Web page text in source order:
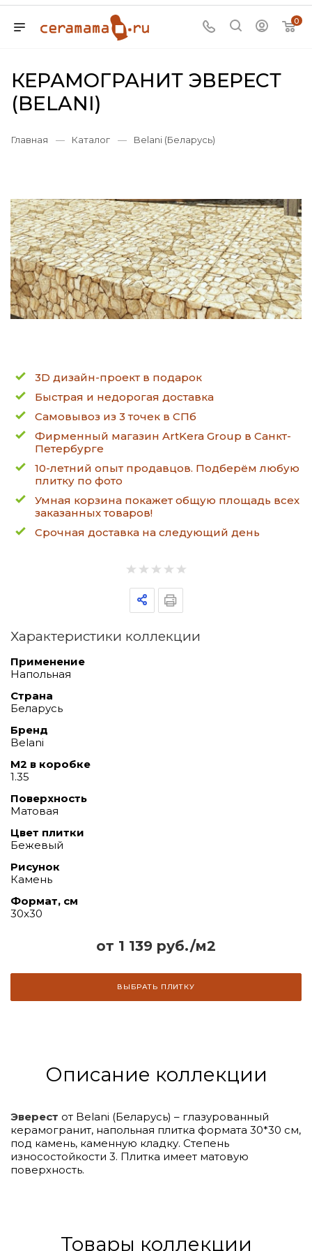
0
КЕРАМОГРАНИТ ЭВЕРЕСТ
(BELANI)
Главная — Каталог — Belani (Беларусь)
3D дизайн-проект в подарок
Быстрая и недорогая доставка
Самовывоз из 3 точек в СПб
Фирменный магазин ArtKera Group в Санкт-
Петербурге
10-летний опыт продавцов. Подберём любую
плитку по фото
Умная корзина покажет общую площадь всех
заказанных товаров!
Срочная доставка на следующий день
от 1 139 руб./м2
ВЫБРАТЬ ПЛИТКУ
Характеристики коллекции
Применение
Напольная
Страна
Беларусь
Бренд
Belani
М2 в коробке
1.35
Поверхность
Матовая
Цвет плитки
Бежевый
Рисунок
Камень
Формат, см
30x30
Описание коллекции
Эверест от Belani (Беларусь) – глазурованный
керамогранит, напольная плитка формата 30*30 см,
под камень, каменную кладку. Степень
износостойкости 3. Плитка имеет матовую
поверхность.
Товары коллекции